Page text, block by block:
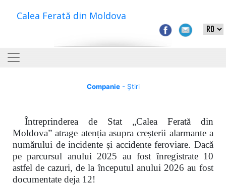
Calea Ferată din Moldova
Companie- Știri
Întreprinderea de Stat „Calea Ferată din
Moldova” atrage atenția asupra creșterii alarmante a
numărului de incidente și accidente feroviare. Dacă
pe parcursul anului 2025 au fost înregistrate 10
astfel de cazuri, de la începutul anului 2026 au fost
documentate deja 12!